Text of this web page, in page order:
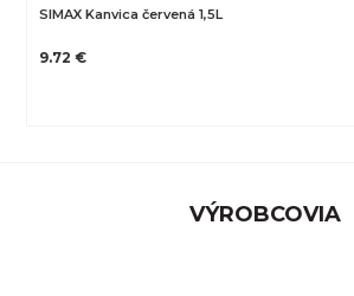
SIMAX Kanvica červená 1,5L
9.72 €
VÝROBCOVIA